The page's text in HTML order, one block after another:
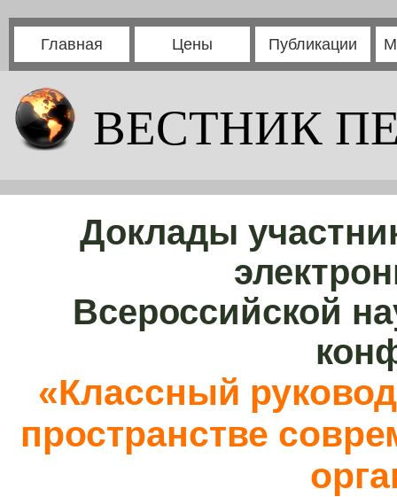
Главная Цены Публикации
ВЕСТНИК
Доклады
Всероссийской
«Классный
пространстве